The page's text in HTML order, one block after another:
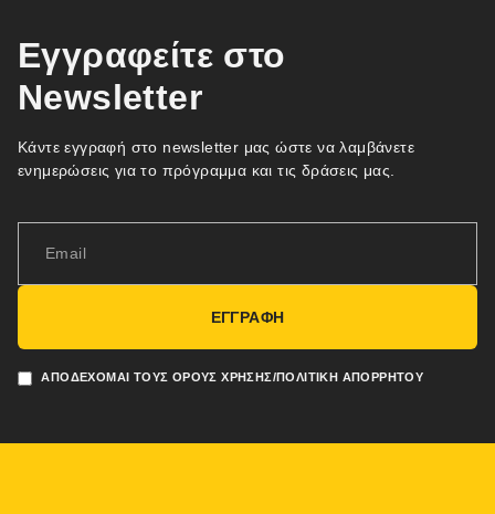
Εγγραφείτε στο
Newsletter
Κάντε εγγραφή στο newsletter μας ώστε να λαμβάνετε
ενημερώσεις για το πρόγραμμα και τις δράσεις μας.
ΑΠΟΔΈΧΟΜΑΙ ΤΟΥΣ ΌΡΟΥΣ ΧΡΉΣΗΣ/ΠΟΛΙΤΙΚΉ ΑΠΟΡΡΉΤΟΥ
ΕΓΓΡΑΦΗ